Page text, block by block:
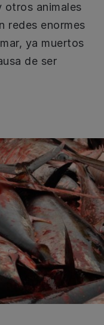
otros animales
redes enormes
ya muertos
de ser